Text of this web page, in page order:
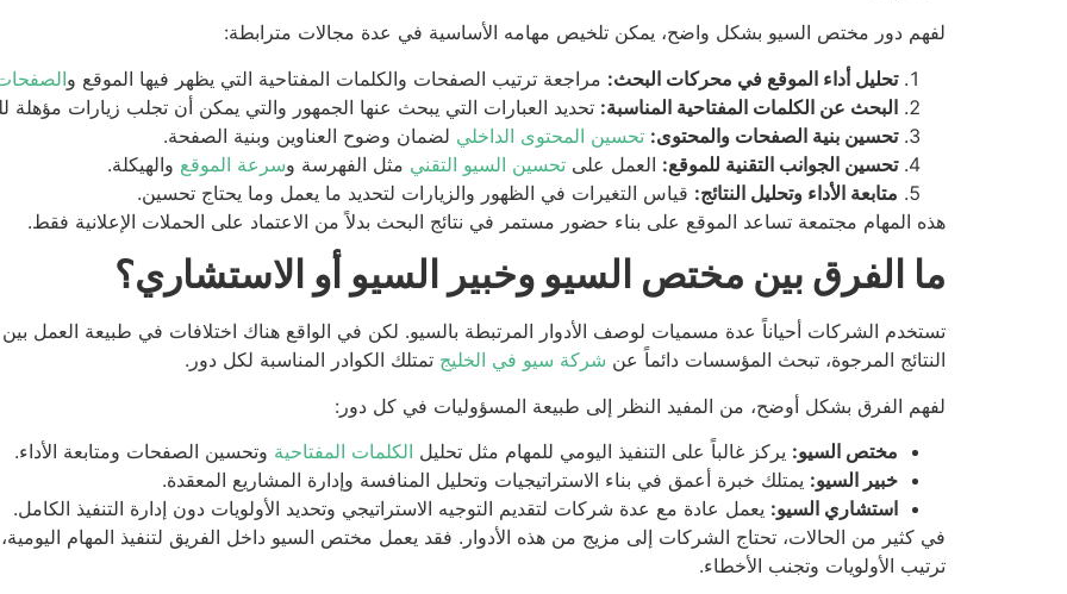
لفهم دور مختص السيو بشكل واضح، يمكن تلخيص مهامه الأساسية في عدة مجالات مترابطة:
تحليل أداء الموقع في محركات البحث: مراجعة ترتيب الصفحات والكلمات المفتاحية التي يظهر فيها الموقع و
البحث عن الكلمات المفتاحية المناسبة: تحديد العبارات التي يبحث عنها الجمهور والتي يمكن أن تجلب زيارات مؤهلة
تحسين بنية الصفحات والمحتوى: تحسين المحتوى الداخلي لضمان وضوح العناوين وبنية الصفحة.
تحسين الجوانب التقنية للموقع: العمل على تحسين السيو التقني مثل الفهرسة وسرعة الموقع والهيكلة.
متابعة الأداء وتحليل النتائج: قياس التغيرات في الظهور والزيارات لتحديد ما يعمل وما يحتاج تحسين.
هذه المهام مجتمعة تساعد الموقع على بناء حضور مستمر في نتائج البحث بدلاً من الاعتماد على الحملات الإعلانية فقط.
ما الفرق بين مختص السيو وخبير السيو أو الاستشاري؟
تستخدم الشركات أحياناً عدة مسميات لوصف الأدوار المرتبطة بالسيو. لكن في الواقع هناك اختلافات في طبيعة العمل
النتائج المرجوة، تبحث المؤسسات دائماً عن شركة سيو في الخليج تمتلك الكوادر المناسبة لكل دور.
لفهم الفرق بشكل أوضح، من المفيد النظر إلى طبيعة المسؤوليات في كل دور:
مختص السيو: يركز غالباً على التنفيذ اليومي للمهام مثل تحليل الكلمات المفتاحية وتحسين الصفحات ومتابعة الأداء.
خبير السيو: يمتلك خبرة أعمق في بناء الاستراتيجيات وتحليل المنافسة وإدارة المشاريع المعقدة.
استشاري السيو: يعمل عادة مع عدة شركات لتقديم التوجيه الاستراتيجي وتحديد الأولويات دون إدارة التنفيذ الكامل.
في كثير من الحالات، تحتاج الشركات إلى مزيج من هذه الأدوار. فقد يعمل مختص السيو داخل الفريق لتنفيذ المهام
ترتيب الأولويات وتجنب الأخطاء.